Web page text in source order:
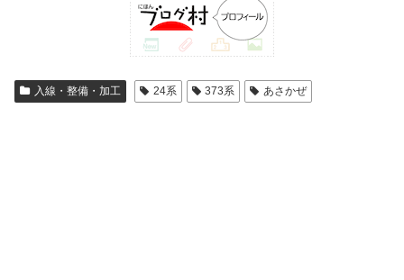
入線・整備・加工 24系 373系 あさかぜ